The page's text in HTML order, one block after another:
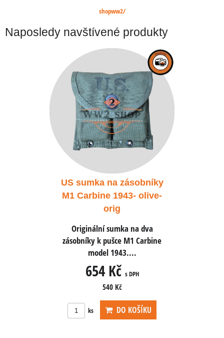
shopww2/
Naposledy navštívené produkty
US sumka na zásobníky
M1 Carbine 1943- olive-
orig
Originální sumka na dva
zásobníky k pušce M1 Carbine
model 1943....
654 Kč s DPH
540 Kč
ks DO KOŠÍKU